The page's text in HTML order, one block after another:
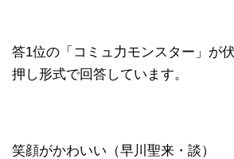
答1位の「コミュ力モンスター」が
押し形式で回答しています。
笑顔がかわいい（早川聖来・談）